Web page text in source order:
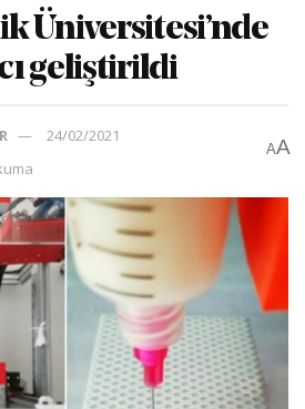
Üniversitesi’nde
geliştirildi
24/02/2021
AA